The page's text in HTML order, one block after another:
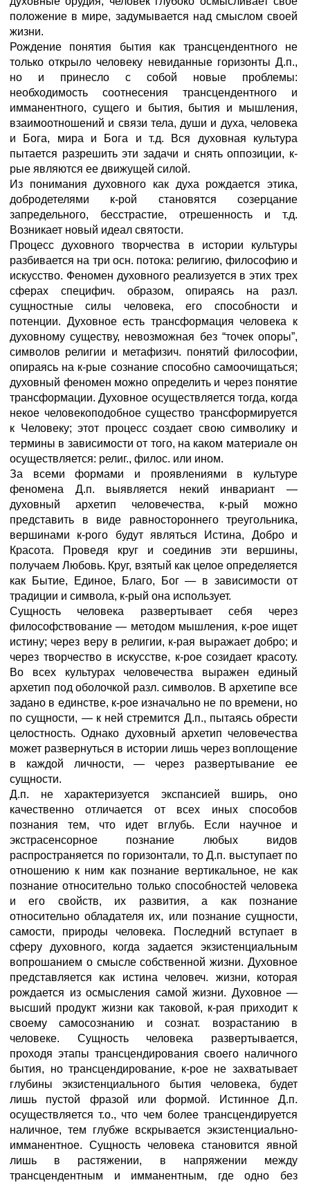
положение в мире, задумывается над смыслом своей
жизни.
Рождение понятия бытия как трансцендентного не
только открыло человеку невиданные горизонты Д.п.,
но и принесло с собой новые проблемы:
необходимость соотнесения трансцендентного и
имманентного, сущего и бытия, бытия и мышления,
взаимоотношений и связи тела, души и духа, человека
и Бога, мира и Бога и т.д. Вся духовная культура
пытается разрешить эти задачи и снять оппозиции, к-
рые являются ее движущей силой.
Из понимания духовного как духа рождается этика,
добродетелями к-рой становятся созерцание
запредельного, бесстрастие, отрешенность и т.д.
Возникает новый идеал святости.
Процесс духовного творчества в истории культуры
разбивается на три осн. потока: религию, философию и
искусство. Феномен духовного реализуется в этих трех
сферах специфич. образом, опираясь на разл.
сущностные силы человека, его способности и
потенции. Духовное есть трансформация человека к
духовному существу, невозможная без “точек опоры”,
символов религии и метафизич. понятий философии,
опираясь на к-рые сознание способно самоочищаться;
духовный феномен можно определить и через понятие
трансформации. Духовное осуществляется тогда, когда
некое человекоподобное существо трансформируется
к Человеку; этот процесс создает свою символику и
термины в зависимости от того, на каком материале он
осуществляется: религ., филос. или ином.
За всеми формами и проявлениями в культуре
феномена Д.п. выявляется некий инвариант —
духовный архетип человечества, к-рый можно
представить в виде равностороннего треугольника,
вершинами к-рого будут являться Истина, Добро и
Красота. Проведя круг и соединив эти вершины,
получаем Любовь. Круг, взятый как целое определяется
как Бытие, Единое, Благо, Бог — в зависимости от
традиции и символа, к-рый она использует.
Сущность человека развертывает себя через
философствование — методом мышления, к-рое ищет
истину; через веру в религии, к-рая выражает добро; и
через творчество в искусстве, к-рое созидает красоту.
Во всех культурах человечества выражен единый
архетип под оболочкой разл. символов. В архетипе все
задано в единстве, к-рое изначально не по времени, но
по сущности, — к ней стремится Д.п., пытаясь обрести
целостность. Однако духовный архетип человечества
может развернуться в истории лишь через воплощение
в каждой личности, — через развертывание ее
сущности.
Д.п. не характеризуется экспансией вширь, оно
качественно отличается от всех иных способов
познания тем, что идет вглубь. Если научное и
экстрасенсорное познание любых видов
распространяется по горизонтали, то Д.п. выступает по
отношению к ним как познание вертикальное, не как
познание относительно только способностей человека
и его свойств, их развития, а как познание
относительно обладателя их, или познание сущности,
самости, природы человека. Последний вступает в
сферу духовного, когда задается экзистенциальным
вопрошанием о смысле собственной жизни. Духовное
представляется как истина человеч. жизни, которая
рождается из осмысления самой жизни. Духовное —
высший продукт жизни как таковой, к-рая приходит к
своему самосознанию и сознат. возрастанию в
человеке. Сущность человека развертывается,
проходя этапы трансцендирования своего наличного
бытия, но трансцендирование, к-рое не захватывает
глубины экзистенциального бытия человека, будет
лишь пустой фразой или формой. Истинное Д.п.
осуществляется т.о., что чем более трансцендируется
наличное, тем глубже вскрывается экзистенциально-
имманентное. Сущность человека становится явной
лишь в растяжении, в напряжении между
трансцендентным и имманентным, где одно без